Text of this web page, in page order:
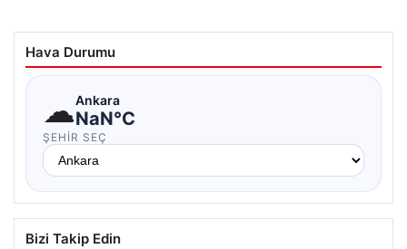
Hava Durumu
☁Ankara
NaN°C
ŞEHIR SEÇ
Bizi Takip Edin